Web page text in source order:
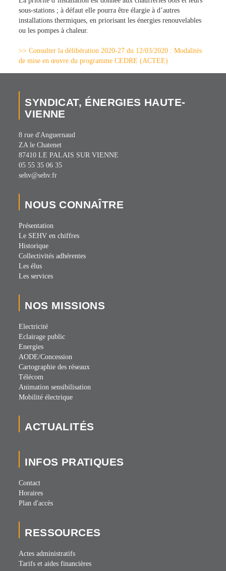
sous-stations ; à défaut elle pourra être élargie à d’autres
installations thermiques, en priorisant les énergies renouvelables
ou les pompes à chaleur.
>> Consulter la délibération 2020-27 du 12/03/2020 : Modalités
de mise en œuvre du programme CEDRE (ACTEE)
SYNDICAT, ÉNERGIES HAUTE-
VIENNE
8 rue d'Anguernaud
ZA le Chatenet
87410 LE PALAIS SUR VIENNE
05 55 35 06 35
sehv@sehv.fr
NOUS CONNAÎTRE
Présentation
Le SEHV en chiffres
Historique
Collectivités adhérentes
Les élus
Les services
NOS MISSIONS
Electricité
Eclairage public
Energies
AODE/Concession
Cartographie des réseaux
Télécom
Animation sensibilisation
Mobilité électrique
ACTUALITÉS
INFOS PRATIQUES
Contact
Horaires
Plan d'accès
RESSOURCES
Actes administratifs
Tarifs et aides financières